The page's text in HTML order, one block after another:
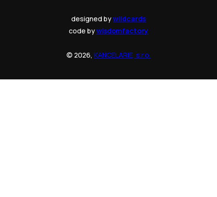
designed bywildcards
code bywisdomfactory
© 2026, KANCELARIE, s.r.o.